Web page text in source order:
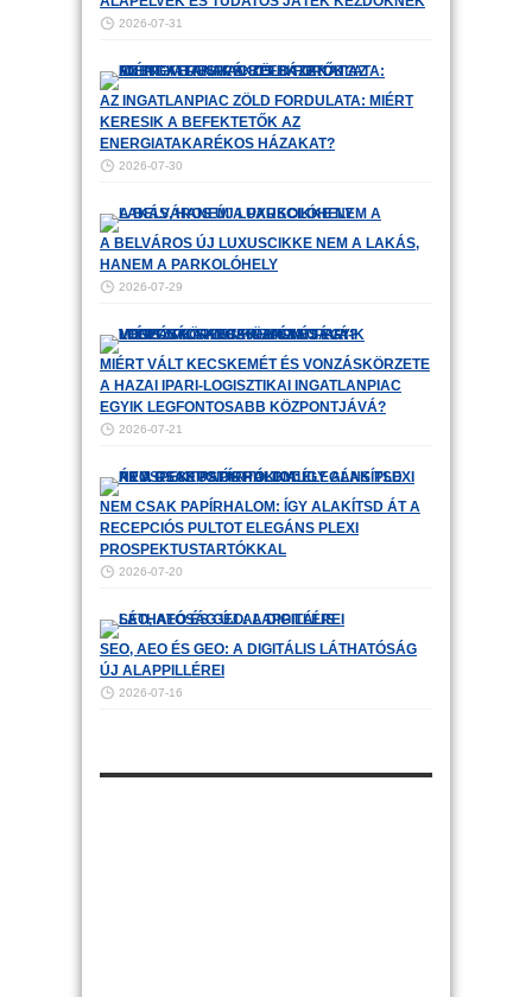
2026-07-31
AZ INGATLANPIAC ZÖLD FORDULATA: MIÉRT
KERESIK A BEFEKTETŐK AZ
ENERGIATAKARÉKOS HÁZAKAT?
2026-07-30
A BELVÁROS ÚJ LUXUSCIKKE NEM A LAKÁS,
HANEM A PARKOLÓHELY
2026-07-29
MIÉRT VÁLT KECSKEMÉT ÉS VONZÁSKÖRZETE
A HAZAI IPARI-LOGISZTIKAI INGATLANPIAC
EGYIK LEGFONTOSABB KÖZPONTJÁVÁ?
2026-07-21
NEM CSAK PAPÍRHALOM: ÍGY ALAKÍTSD ÁT A
RECEPCIÓS PULTOT ELEGÁNS PLEXI
PROSPEKTUSTARTÓKKAL
2026-07-20
SEO, AEO ÉS GEO: A DIGITÁLIS LÁTHATÓSÁG
ÚJ ALAPPILLÉREI
2026-07-16